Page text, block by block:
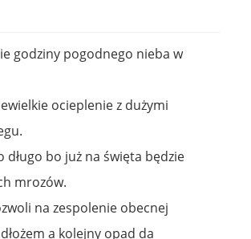
godziny pogodnego nieba w
ocieplenie z dużymi
długo bo już na święta będzie
mrozów.
na zespolenie obecnej
a kolejny opad da